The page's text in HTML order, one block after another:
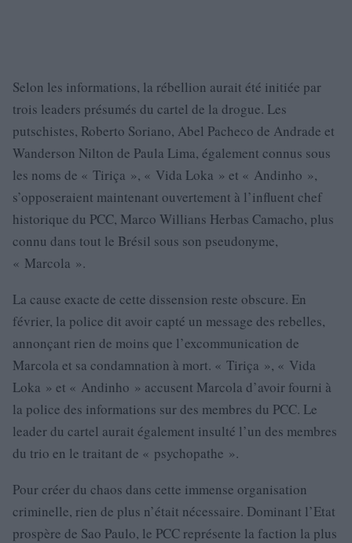
Selon les informations, la rébellion aurait été initiée par
trois leaders présumés du cartel de la drogue. Les
putschistes, Roberto Soriano, Abel Pacheco de Andrade et
Wanderson Nilton de Paula Lima, également connus sous
les noms de « Tiriça », « Vida Loka » et « Andinho »,
s’opposeraient maintenant ouvertement à l’influent chef
historique du PCC, Marco Willians Herbas Camacho, plus
connu dans tout le Brésil sous son pseudonyme,
« Marcola ».
La cause exacte de cette dissension reste obscure. En
février, la police dit avoir capté un message des rebelles,
annonçant rien de moins que l’excommunication de
Marcola et sa condamnation à mort. « Tiriça », « Vida
Loka » et « Andinho » accusent Marcola d’avoir fourni à
la police des informations sur des membres du PCC. Le
leader du cartel aurait également insulté l’un des membres
du trio en le traitant de « psychopathe ».
Pour créer du chaos dans cette immense organisation
criminelle, rien de plus n’était nécessaire. Dominant l’Etat
prospère de Sao Paulo, le PCC représente la faction la plus